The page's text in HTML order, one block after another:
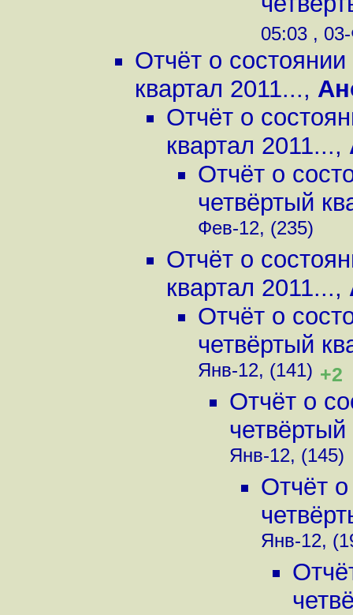
05:03 ,
Отчёт о
квартал 2011...,
Отчёт о
квартал 2011...,
Отчёт о
четвёртый
Фев-12, (235)
Отчёт о
квартал 2011...,
Отчёт о
четвёртый
Янв-12, (141) +2
Отчёт о
Янв-12, (145)
Отчёт
Янв-12,